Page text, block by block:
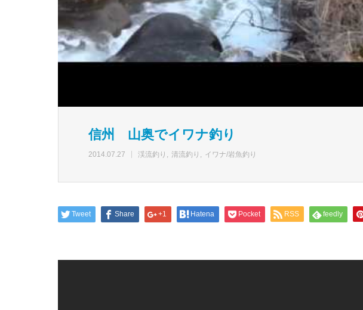
信州 山奥でイワナ釣り
2014.07.27 渓流釣り 清流釣り イワナ/岩魚釣り
Tweet Share +1 Hatena Pocket RSS feedly